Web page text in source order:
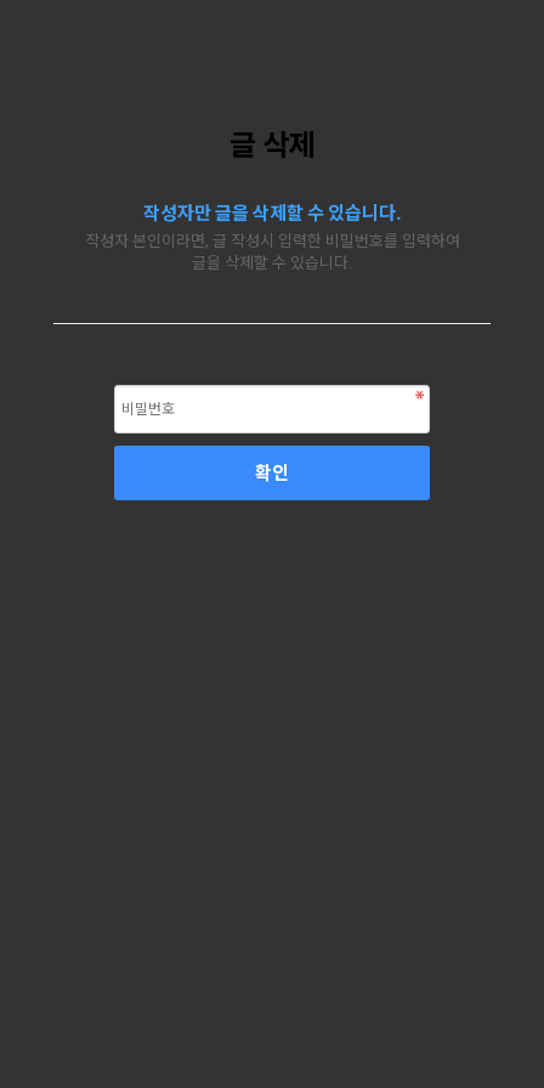
글 삭제
작성자만 글을 삭제할 수 있습니다.
작성자 본인이라면, 글 작성시 입력한 비밀번호를 입력하여
글을 삭제할 수 있습니다.